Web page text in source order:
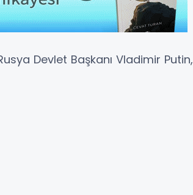
Devlet Başkanı Vladimir Putin,